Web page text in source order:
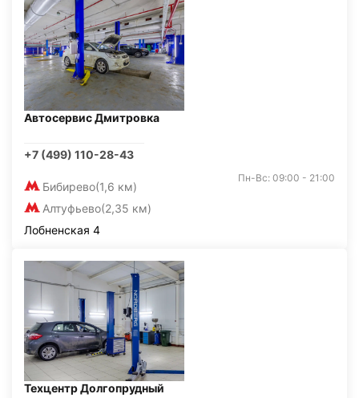
Автосервис Дмитровка
+7 (499) 110-28-43
Бибирево(1,6 км)
Алтуфьево(2,35 км)
Пн-Вс: 09:00 - 21:00
Лобненская 4
Техцентр Долгопрудный